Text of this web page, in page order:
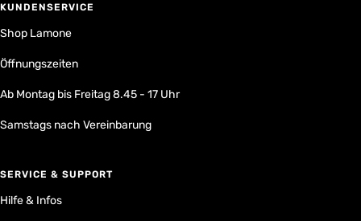
KUNDENSERVICE
Shop Lamone
Öffnungszeiten
Ab Montag bis Freitag 8.45 - 17 Uhr
Samstags nach Vereinbarung
SERVICE & SUPPORT
Hilfe & Infos